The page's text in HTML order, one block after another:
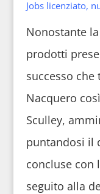
Jobs licenziato,
Nonostante
prodotti
successo
Nacquero
Sculley,
puntandosi il
concluse con
seguito alla